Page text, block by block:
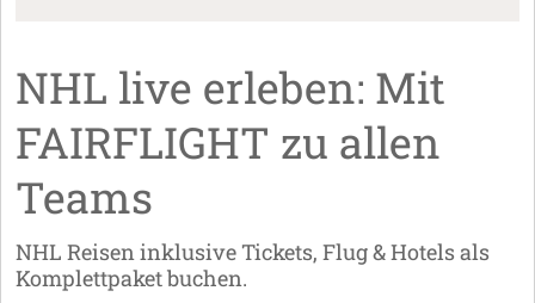
NHL live erleben: Mit
FAIRFLIGHT zu allen
Teams
NHL Reisen inklusive Tickets, Flug & Hotels als
Komplettpaket buchen.